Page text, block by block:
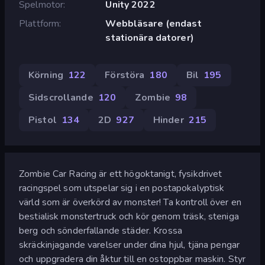
Spelmotor
Unity 2022
Plattform
Webbläsare (endast
stationära datorer)
Körning 122 Förstöra 180 Bil 195
Sidscrollande 120 Zombie 98
Pistol 134 2D 927 Hinder 215
Zombie Car Racing är ett högoktanigt, fysikdrivet
racingspel som utspelar sig i en postapokalyptisk
värld som är överkörd av monster! Ta kontroll över en
bestialisk monstertruck och kör genom träsk, steniga
berg och sönderfallande städer. Krossa
skräckinjagande varelser under dina hjul, tjäna pengar
och uppgradera din åktur till en ostoppbar maskin. Styr